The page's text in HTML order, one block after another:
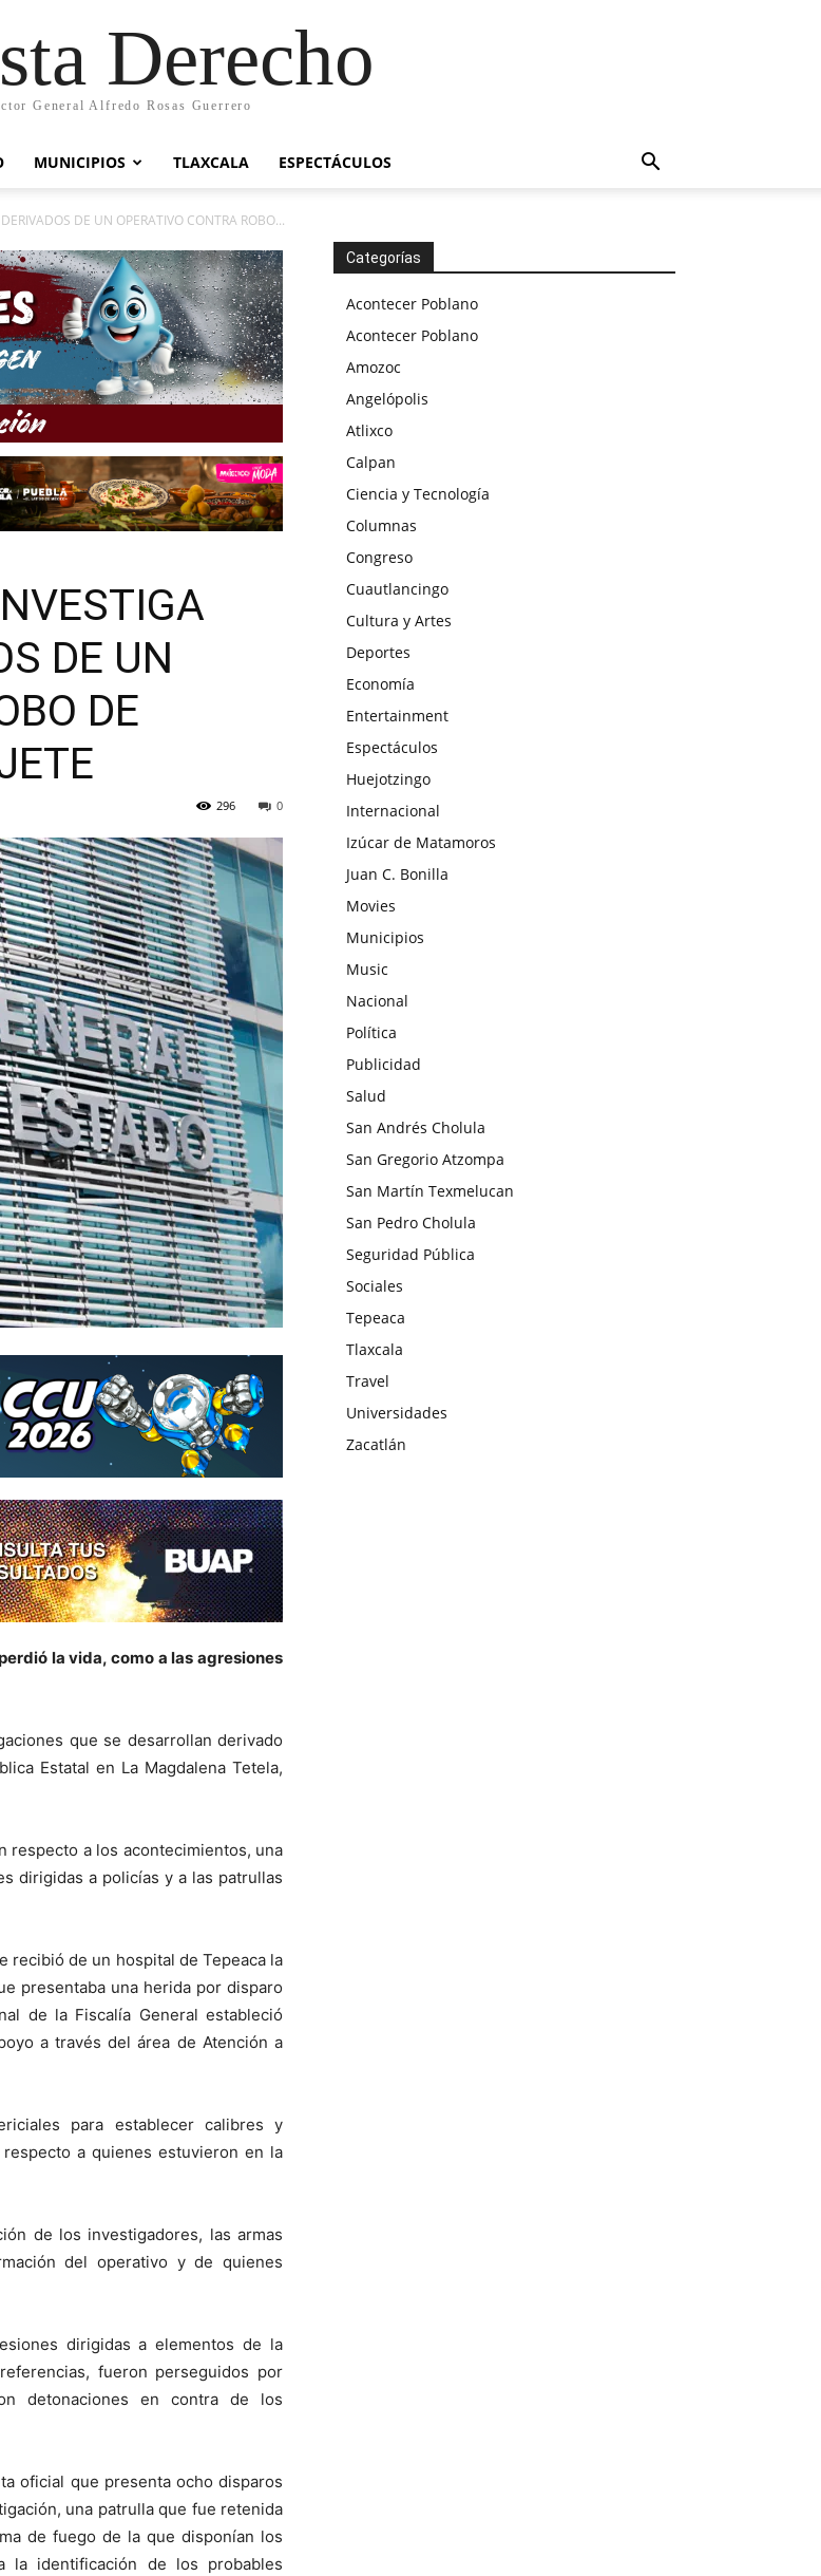
Derecho
General Alfredo Rosas Guerrero
MUNICIPIOS TLAXCALA ESPECTÁCULOS
DE UN OPERATIVO CONTRA ROBO...
DE UN
DE
0
296
la vida, como a las agresiones
que se desarrollan derivado
Estatal en La Magdalena Tetela,
respecto a los acontecimientos, una
dirigidas a policías y a las patrullas
recibió de un hospital de Tepeaca la
presentaba una herida por disparo
de la Fiscalía General estableció
a través del área de Atención a
para establecer calibres y
a quienes estuvieron en la
de los investigadores, las armas
del operativo y de quienes
dirigidas a elementos de la
fueron perseguidos por
detonaciones en contra de los
oficial que presenta ocho disparos
una patrulla que fue retenida
de fuego de la que disponían los
la identificación de los probables
Categorías
Acontecer Poblano
Acontecer Poblano
Amozoc
Angelópolis
Atlixco
Calpan
Ciencia y Tecnología
Columnas
Congreso
Cuautlancingo
Cultura y Artes
Deportes
Economía
Entertainment
Espectáculos
Huejotzingo
Internacional
Izúcar de Matamoros
Juan C. Bonilla
Movies
Municipios
Music
Nacional
Política
Publicidad
Salud
San Andrés Cholula
San Gregorio Atzompa
San Martín Texmelucan
San Pedro Cholula
Seguridad Pública
Sociales
Tepeaca
Tlaxcala
Travel
Universidades
Zacatlán